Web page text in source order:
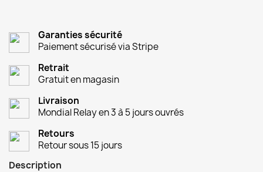
Garanties sécurité
Paiement sécurisé via Stripe
Retrait
Gratuit en magasin
Livraison
Mondial Relay en 3 à 5 jours ouvrés
Retours
Retour sous 15 jours
Description